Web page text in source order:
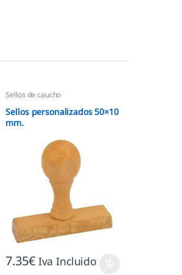
Sellos de caucho
Sellos personalizados 50×10
mm.
7.35€ Iva Incluido